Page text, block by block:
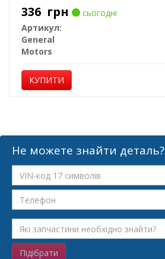
336 грн
сьогодні
Артикул:
General
Motors
КУПИТИ
Не можете знайти деталь?
Підібрати